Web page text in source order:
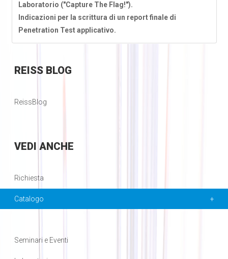
Laboratorio ("Capture The Flag!").
Indicazioni per la scrittura di un report finale di
Penetration Test applicativo.
REISSBLOG
ReissBlog
VEDI ANCHE
Richiesta
Catalogo
Seminari e Eventi